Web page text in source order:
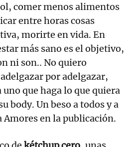
comer menos alimentos
entre horas cosas
morirte en vida. En
más sano es el objetivo,
ni son.. No quiero
por adelgazar,
que haga lo que quiera
body. Un beso a todos y a
en la publicación.